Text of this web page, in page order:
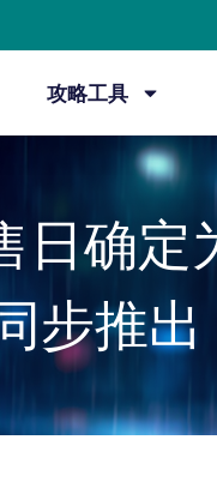
攻略工具
日确定
步推出